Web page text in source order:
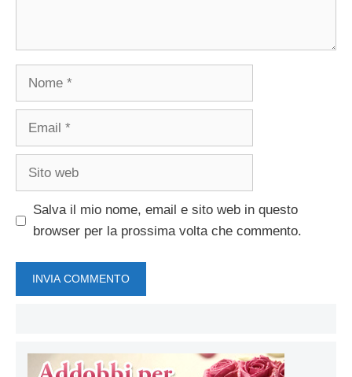
Nome
Email
Sito
Salva il mio nome, email e sito web in questo
browser per la prossima volta che commento.